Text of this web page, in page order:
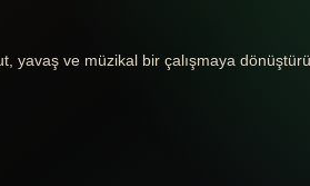
yavaş ve müzikal bir çalışmaya